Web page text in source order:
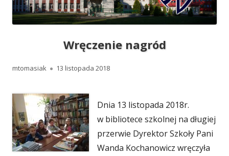
Wręczenie nagród
Autor
mtomasiak Opublikowano
13 listopada 2018
Dnia 13 listopada 2018r.
w bibliotece szkolnej na długiej
przerwie Dyrektor Szkoły Pani
Wanda Kochanowicz wręczyła